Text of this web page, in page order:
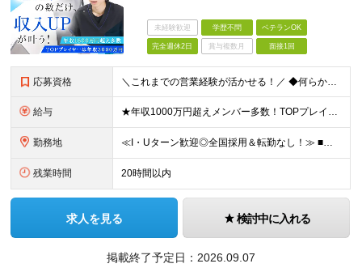
未経験歓迎 学歴不問 ベテランOK
完全週休2日 賞与複数月 面接1回
応募資格 ＼これまでの営業経験が活かせる！／ ◆何らかの営業経験をお持ちの方 ◆学歴不問 ★以下ひとつでも当てはまる方はより歓迎します！ ・個人インセンティブで稼ぐ営業スタイルの経験がある方 ・個人向けの規開
給与 ★年収1000万円超えメンバー多数！TOPプレイヤーは年収3500万円！ ★営業メンバーの平均年収750万円 月50件(平均単価60万円)の契約で年収1000万円が可能。 年収2000万円以上も多数
勤務地 ≪I・Uターン歓迎◎全国採用＆転勤なし！≫ ■下記エリアにある病院やクリニックでの勤務となります。 ※ご自宅からクリニックへは直行直帰です ＼★マークのついている店舗で積極採用実施中！／ 【関東エリ
残業時間 20時間以内
求人を見る 検討中に入れる
掲載終了予定日： 2026.09.07